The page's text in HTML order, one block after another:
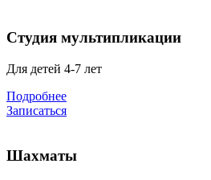
Студия мультипликации
Для детей 4-7 лет
Подробнее
Записаться
Шахматы